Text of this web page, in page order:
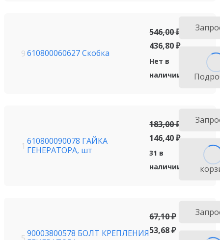
9610800060627 Скобка
546,00₽
436,80₽
Нет в
наличии
1 610800090078 ГАЙКА
ГЕНЕРАТОРА, шт
183,00₽
146,40₽
31 в
наличии
90003800578 БОЛТ КРЕПЛЕНИЯ
67,10₽
53,68₽